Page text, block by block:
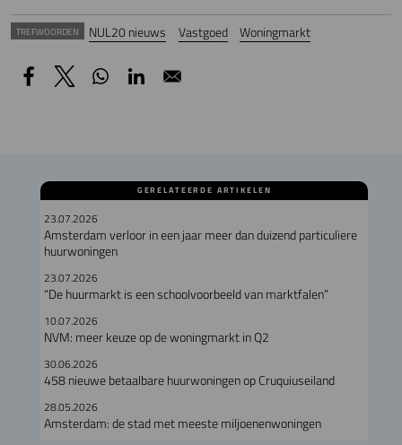
TREFWOORDEN NUL20 nieuws Vastgoed Woningmarkt
GERELATEERDE ARTIKELEN
23.07.2026
Amsterdam verloor in een jaar meer dan duizend particuliere
huurwoningen
23.07.2026
“De huurmarkt is een schoolvoorbeeld van marktfalen”
10.07.2026
NVM: meer keuze op de woningmarkt in Q2
30.06.2026
458 nieuwe betaalbare huurwoningen op Cruquiuseiland
28.05.2026
Amsterdam: de stad met meeste miljoenenwoningen